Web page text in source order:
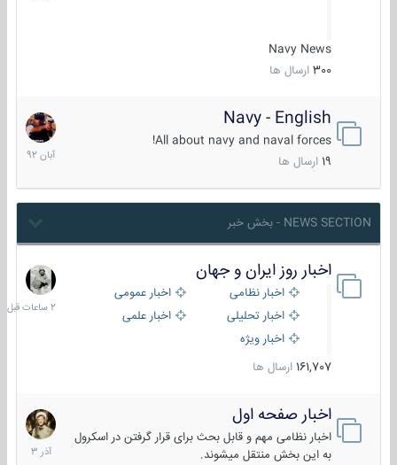
Navy News
300 ارسال ها
Navy - English
All about navy and naval forces!
ارسال ها
22
آبان
1392
NEWS SECTION - بخش خبر
اخبار روز ایران و جهان
اخبار نظامی
اخبار عمومی
اخبار تحلیلی
اخبار علمی
اخبار ویژه
161,707 ارسال ها
2
ساعات
قبل
اخبار صفحه اول
اخبار نظامی مهم و قابل بحث برای قرار گرفتن در اسکرول
به این بخش منتقل میشوند.
7
آذر
1403